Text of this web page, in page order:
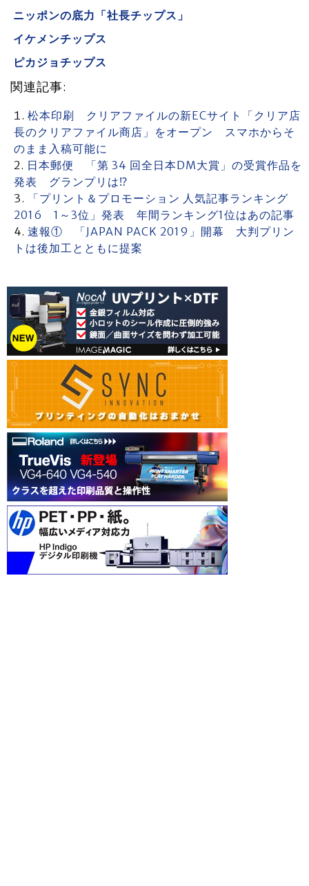
ニッポンの底力「社長チップス」
イケメンチップス
ピカジョチップス
関連記事:
松本印刷 クリアファイルの新ECサイト「クリア店
長のクリアファイル商店」をオープン スマホからそ
のまま入稿可能に
日本郵便 「第 34 回全日本DM大賞」の受賞作品を
発表 グランプリは⁉
「プリント＆プロモーション 人気記事ランキング
2016 1～3位」発表 年間ランキング1位はあの記事
速報① 「JAPAN PACK 2019」開幕 大判プリン
トは後加工とともに提案